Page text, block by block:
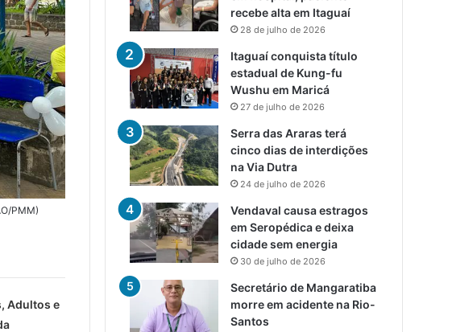
PMM)
Adultos e
recebe alta em Itaguaí
28 de julho de 2026
Itaguaí conquista título
estadual de Kung-fu
Wushu em Maricá
27 de julho de 2026
Serra das Araras terá
cinco dias de interdições
na Via Dutra
24 de julho de 2026
Vendaval causa estragos
em Seropédica e deixa
cidade sem energia
30 de julho de 2026
Secretário de Mangaratiba
morre em acidente na Rio-
Santos